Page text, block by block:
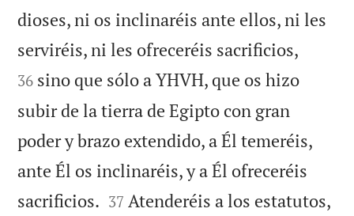
dioses, ni os inclinaréis ante ellos, ni les
serviréis, ni les ofreceréis sacrificios,
36 sino que sólo a YHVH, que os hizo
subir de la tierra de Egipto con gran
poder y brazo extendido, a Él temeréis,
ante Él os inclinaréis, y a Él ofreceréis
sacrificios. 

37 Atenderéis a los estatutos,